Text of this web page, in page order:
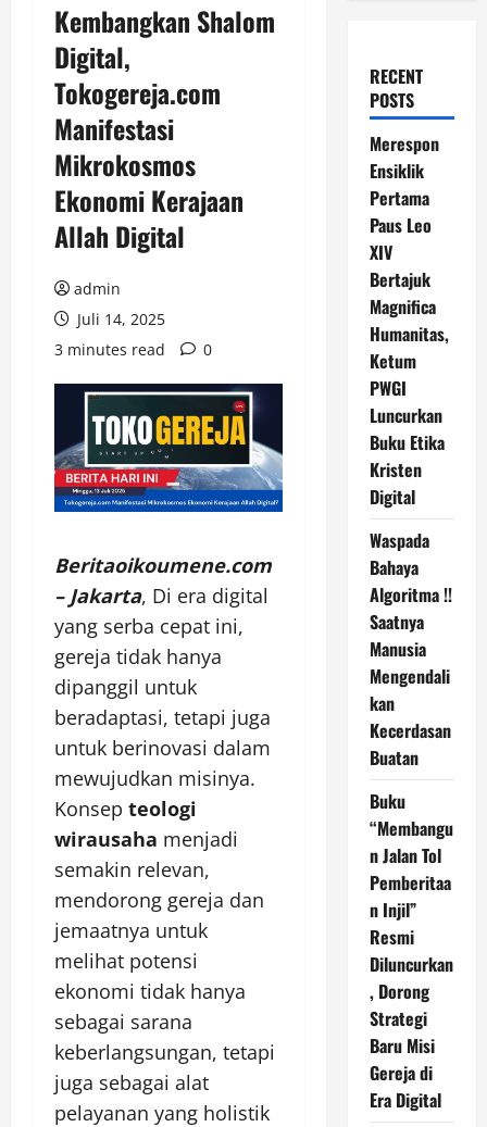
Kembangkan Shalom
Digital,
Tokogereja.com
Manifestasi
Mikrokosmos
Ekonomi Kerajaan
Allah Digital
admin
Juli 14, 2025
3 minutes read
0
Beritaoikoumene.com
– Jakarta, Di era digital
yang serba cepat ini,
gereja tidak hanya
dipanggil untuk
beradaptasi, tetapi juga
untuk berinovasi dalam
mewujudkan misinya.
Konsep teologi
wirausaha menjadi
semakin relevan,
mendorong gereja dan
jemaatnya untuk
melihat potensi
ekonomi tidak hanya
sebagai sarana
keberlangsungan, tetapi
juga sebagai alat
pelayanan yang holistik
RECENT
POSTS
Merespon
Ensiklik
Pertama
Paus Leo
XIV
Bertajuk
Magnifica
Humanitas,
Ketum
PWGI
Luncurkan
Buku Etika
Kristen
Digital
Waspada
Bahaya
Algoritma !!
Saatnya
Manusia
Mengendali
kan
Kecerdasan
Buatan
Buku
“Membangu
n Jalan Tol
Pemberitaa
n Injil”
Resmi
Diluncurkan
, Dorong
Strategi
Baru Misi
Gereja di
Era Digital